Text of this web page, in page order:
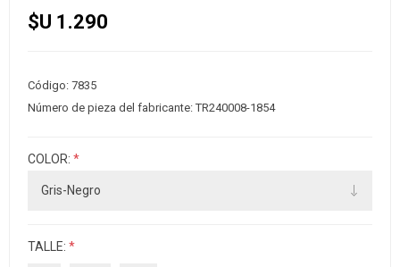
$U 1.290
Código: 7835
Número de pieza del fabricante: TR240008-1854
COLOR: *
TALLE: *